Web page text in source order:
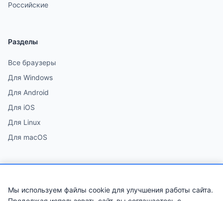
Российские
Разделы
Все браузеры
Для Windows
Для Android
Для iOS
Для Linux
Для macOS
© 2026 Лучшие браузеры 2026. Все права защищены.
Мы используем файлы cookie для улучшения работы сайта.